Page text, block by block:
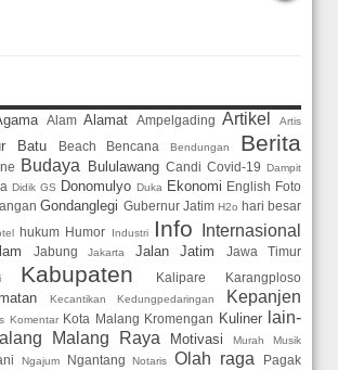
Alam Alamat Ampelgading Artikel Artis
Batu Beach Bencana Bendungan Berita
Budaya Bululawang Candi Covid-19 Dampit
Didik GS Donomulyo Duka Ekonomi English Foto
Gondanglegi Gubernur Jatim H2o hari besar
hukum Humor Industri Info Internasional
Jabung Jakarta Jalan Jatim
Jawa Timur
Kabupaten Kalipare
Karangploso
Kecantikan Kedungpedaringan
Kepanjen
Komentar Kota Malang Kromengan Kuliner
lain-
Malang Raya Motivasi Murah Musik
Ngajum Ngantang Notaris Olah raga Pagak